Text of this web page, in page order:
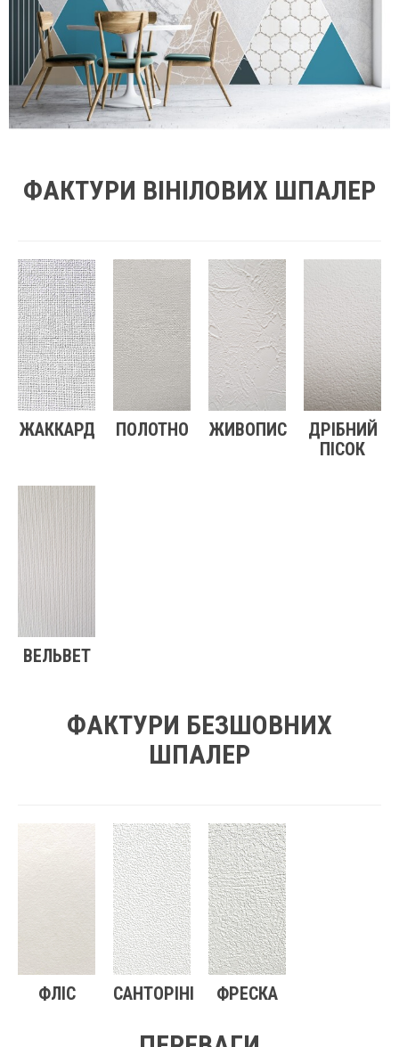
ФАКТУРИ ВІНІЛОВИХ ШПАЛЕР
ЖАККАРД ПОЛОТНО ЖИВОПИС
ДРІБНИЙ
ПІСОК
ВЕЛЬВЕТ
ФАКТУРИ БЕЗШОВНИХ
ШПАЛЕР
ФЛІС САНТОРІНІ ФРЕСКА